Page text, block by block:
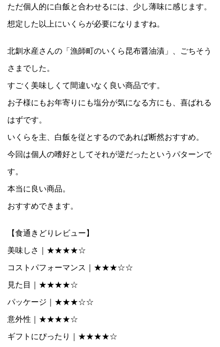
ただ個人的に白飯と合わせるには、少し薄味に感じます。
想定した以上にいくらが必要になりますね。
北釧水産さんの「漁師町のいくら昆布醤油漬」、ごちそう
さまでした。
すごく美味しくて間違いなく良い商品です。
お子様にもお年寄りにも塩分が気になる方にも、喜ばれる
はずです。
いくらを主、白飯を従とするのであれば断然おすすめ。
今回は個人の嗜好としてそれが逆だったというパターンで
す。
本当に良い商品。
おすすめできます。
【食通きどりレビュー】
美味しさ｜★★★★☆
コストパフォーマンス｜★★★☆☆
見た目｜★★★★☆
パッケージ｜★★★☆☆
意外性｜★★★★☆
ギフトにぴったり｜★★★★☆